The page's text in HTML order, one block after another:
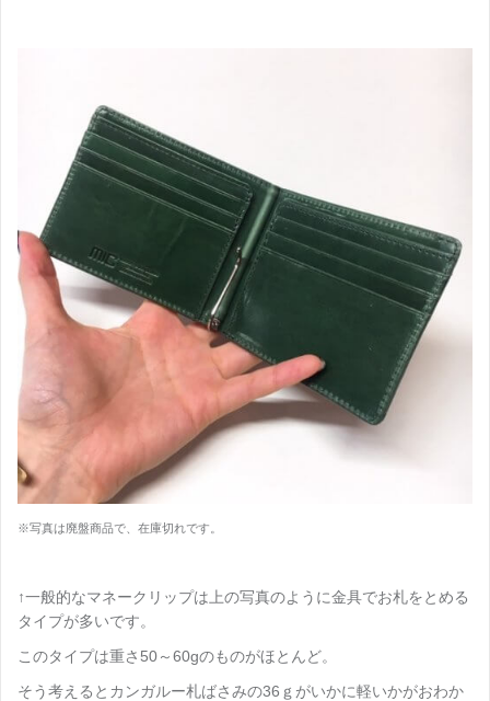
※写真は廃盤商品で、在庫切れです。
↑一般的なマネークリップは上の写真のように金具でお札をとめる
タイプが多いです。
このタイプは重さ50～60gのものがほとんど。
そう考えるとカンガルー札ばさみの36ｇがいかに軽いかがおわか